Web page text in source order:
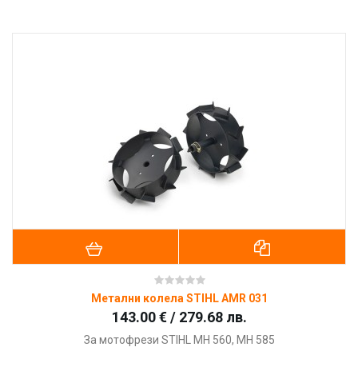
Метални колела STIHL AMR 031
143.00 € / 279.68 лв.
За мотофрези STIHL MH 560, MH 585